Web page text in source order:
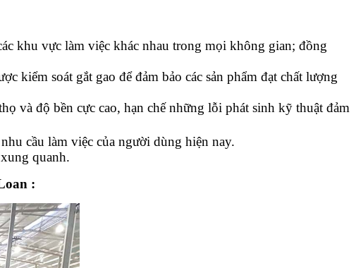
khu vực làm việc khác nhau trong mọi không gian; đồng
kiểm soát gắt gao để đảm bảo các sản phẩm đạt chất lượng
và độ bền cực cao, hạn chế những lỗi phát sinh kỹ thuật đảm
cầu làm việc của người dùng hiện nay.
quanh.
: